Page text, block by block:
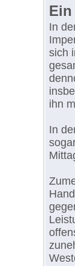
In
sich
ihn
In